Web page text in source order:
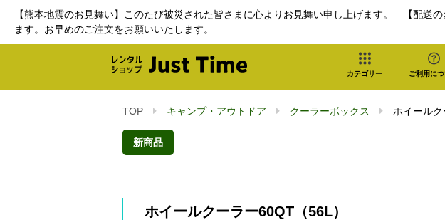
【熊本地震のお見舞い】このたび被災された皆さまに心よりお見舞い申し上げます。 【配送
ます。お早めのご注文をお願いいたします。
カテゴリー ご利用に
TOP キャンプ・アウトドア クーラーボックス ホイールク
新商品
ホイールクーラー60QT（56L）